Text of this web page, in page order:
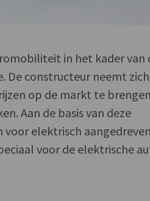
in het kader van
De constructeur neemt zich
op de markt te
Aan de basis van deze
elektrisch aangedreven
voor de elektrische